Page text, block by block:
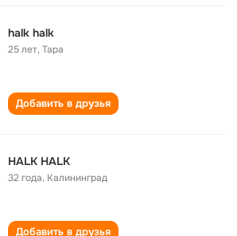
halk halk
25 лет,Тара
Добавить в друзья
HALK HALK
32 года, Калининград
Добавить в друзья